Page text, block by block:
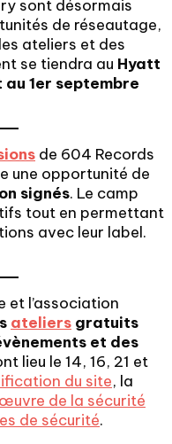
sont désormais
de réseautage,
ateliers et des
se tiendra au Hyatt
au 1er septembre
de 604 Records
une opportunité de
signés. Le camp
tout en permettant
avec leur label.
et l’association
ateliers gratuits
et des
lieu le 14, 16, 21 et
du site, la
de la sécurité
de sécurité.